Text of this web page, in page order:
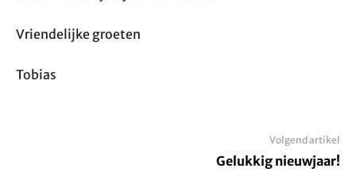
Vriendelijke groeten
Tobias
Volgend artikel
Gelukkig nieuwjaar!